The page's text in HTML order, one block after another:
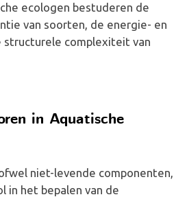
ecologen bestuderen de
van soorten, de energie- en
structurele complexiteit van
in Aquatische
niet-levende componenten,
in het bepalen van de